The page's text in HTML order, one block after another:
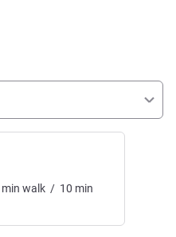
min walk / 10 min